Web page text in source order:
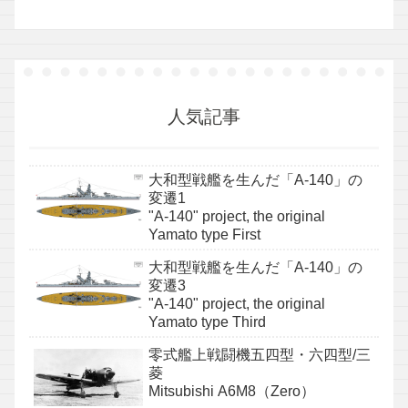
人気記事
大和型戦艦を生んだ「A-140」の
変遷1
"A-140" project, the original
Yamato type First
大和型戦艦を生んだ「A-140」の
変遷3
"A-140" project, the original
Yamato type Third
零式艦上戦闘機五四型・六四型/三
菱
Mitsubishi A6M8（Zero）